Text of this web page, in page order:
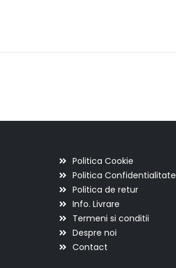
Politica Cookie
Politica Confidentialitate
Politica de retur
Info. Livrare
Termeni si conditii
Despre noi
Contact